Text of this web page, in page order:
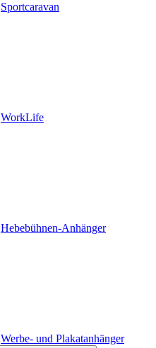
Sportcaravan
WorkLife
Hebebühnen-Anhänger
Werbe- und Plakatanhänger